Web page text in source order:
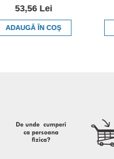
53,56 Lei
ADAUGĂ ÎN COŞ